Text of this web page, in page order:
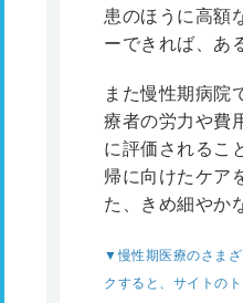
患のほうに高額
ーできれば、あ
また慢性期病院
療者の労力や費
に評価されるこ
帰に向けたケア
た、きめ細やか
▼慢性期医療のさま
クすると、サイトの